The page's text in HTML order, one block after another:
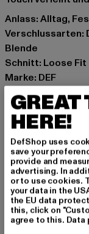
Anlass: Alltag,
Verschlussarten:
Blende
Schnitt: Loose Fit
Marke: DEF
Kat.: Loose Fit
Farbe: grau
Hersteller Farbe:
Polyester, 20%
Art.Nr: DFJS196-
Hersteller: TB
Dr.-Robert-
DE
GREAT
HERE!
DefShop uses
save your
provide and
advertising. In
or to use cookies.
your data in the
the EU data
this, click on
agree to this.